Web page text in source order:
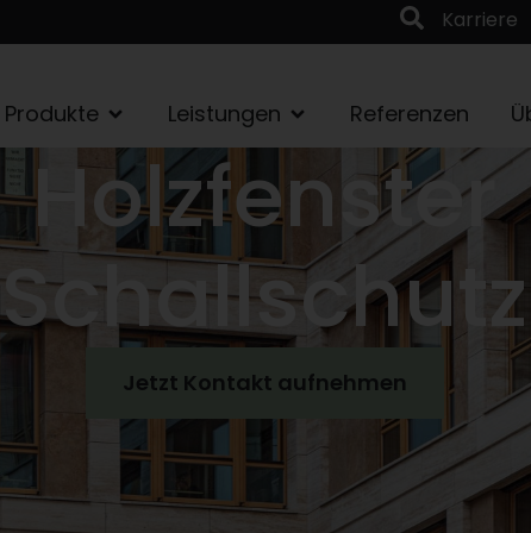
Karriere
Produkte Leistungen Referenzen
Holzfenster
Schallschutz
Jetzt Kontakt aufnehmen